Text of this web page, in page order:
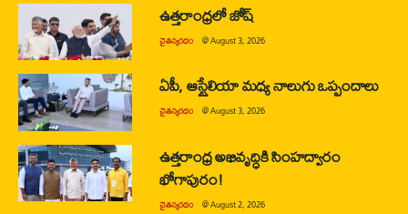
ఉత్తరాంధ్రలో జోష్
చైతన్యరధం @August 3, 2026
ఏపీ, ఆస్ట్రేలియా మధ్య నాలుగు ఒప్పందాలు
చైతన్యరధం @August 3, 2026
ఉత్తరాంధ్ర అభివృద్ధికి సింహద్వారం
భోగాపురం!
చైతన్యరధం @August 2, 2026